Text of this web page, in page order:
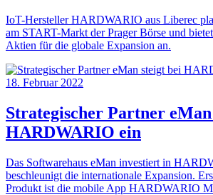
IoT-Hersteller HARDWARIO aus Liberec
am START-Markt der Prager Börse und
Aktien für die globale Expansion an.
18. Februar 2022
Strategischer Partner
HARDWARIO ein
Das Softwarehaus eMan investiert in
beschleunigt die internationale Expansion.
Produkt ist die mobile App HARDWARIO